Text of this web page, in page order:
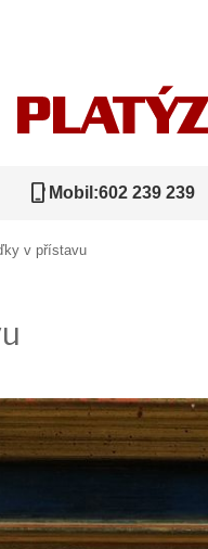
phone_iphone Mobil:602 239 239
v přístavu